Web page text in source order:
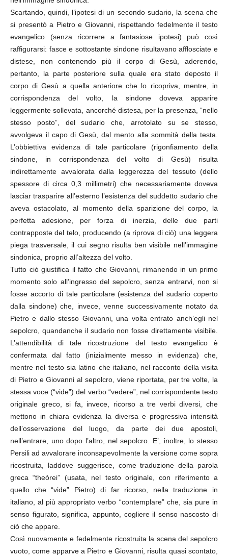
Scartando, quindi, l’ipotesi di un secondo sudario, la scena che
si presentò a Pietro e Giovanni, rispettando fedelmente il testo
evangelico (senza ricorrere a fantasiose ipotesi) può così
raffigurarsi: fasce e sottostante sindone risultavano afflosciate e
distese, non contenendo più il corpo di Gesù, aderendo,
pertanto, la parte posteriore sulla quale era stato deposto il
corpo di Gesù a quella anteriore che lo ricopriva, mentre, in
corrispondenza del volto, la sindone doveva apparire
leggermente sollevata, ancorché distesa, per la presenza, “nello
stesso posto”, del sudario che, arrotolato su se stesso,
avvolgeva il capo di Gesù, dal mento alla sommità della testa.
L’obbiettiva evidenza di tale particolare (rigonfiamento della
sindone, in corrispondenza del volto di Gesù) risulta
indirettamente avvalorata dalla leggerezza del tessuto (dello
spessore di circa 0,3 millimetri) che necessariamente doveva
lasciar trasparire all’esterno l’esistenza del suddetto sudario che
aveva ostacolato, al momento della sparizione del corpo, la
perfetta adesione, per forza di inerzia, delle due parti
contrapposte del telo, producendo (a riprova di ciò) una leggera
piega trasversale, il cui segno risulta ben visibile nell’immagine
sindonica, proprio all’altezza del volto.
Tutto ciò giustifica il fatto che Giovanni, rimanendo in un primo
momento solo all’ingresso del sepolcro, senza entrarvi, non si
fosse accorto di tale particolare (esistenza del sudario coperto
dalla sindone) che, invece, venne successivamente notato da
Pietro e dallo stesso Giovanni, una volta entrato anch’egli nel
sepolcro, quandanche il sudario non fosse direttamente visibile.
L’attendibilità di tale ricostruzione del testo evangelico è
confermata dal fatto (inizialmente messo in evidenza) che,
mentre nel testo sia latino che italiano, nel racconto della visita
di Pietro e Giovanni al sepolcro, viene riportata, per tre volte, la
stessa voce (“vide”) del verbo “vedere”, nel corrispondente testo
originale greco, si fa, invece, ricorso a tre verbi diversi, che
mettono in chiara evidenza la diversa e progressiva intensità
dell’osservazione del luogo, da parte dei due apostoli,
nell’entrare, uno dopo l’altro, nel sepolcro. E’, inoltre, lo stesso
Persili ad avvalorare inconsapevolmente la versione come sopra
ricostruita, laddove suggerisce, come traduzione della parola
greca “theòrei” (usata, nel testo originale, con riferimento a
quello che “vide” Pietro) di far ricorso, nella traduzione in
italiano, al più appropriato verbo “contemplare” che, sia pure in
senso figurato, significa, appunto, cogliere il senso nascosto di
ciò che appare.
Così nuovamente e fedelmente ricostruita la scena del sepolcro
vuoto, come apparve a Pietro e Giovanni, risulta quasi scontato,